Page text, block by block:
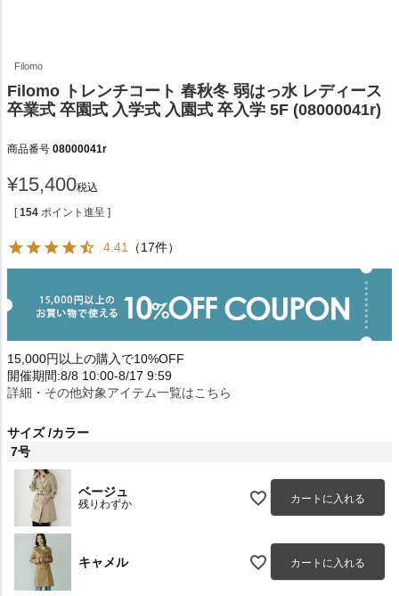
Filomo
Filomo トレンチコート 春秋冬 弱はっ水 レディース
卒業式 卒園式 入学式 入園式 卒入学 5F (08000041r)
商品番号 08000041r
¥15,400税込
[ 154 ポイント進呈 ]
4.41 （17件）
15,000円以上の購入で10%OFF
開催期間:8/8 10:00-8/17 9:59
詳細・その他対象アイテム一覧はこちら
サイズ カラー
7号
ベージュ
残りわずか カートに入れる
キャメル カートに入れる